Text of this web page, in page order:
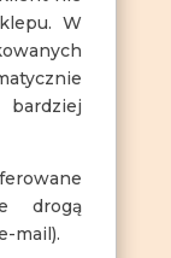
W
drogą
mail).